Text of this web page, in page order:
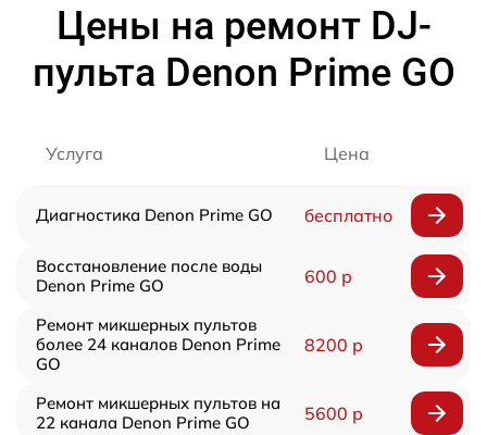
Цены на ремонт DJ-
пульта Denon Prime GO
Услуга Цена
Диагностика Denon Prime GO бесплатно
Восстановление после воды
Denon Prime GO
600 р
Ремонт микшерных пультов
более 24 каналов Denon Prime
GO
8200 р
Ремонт микшерных пультов на
22 канала Denon Prime GO
5600 р